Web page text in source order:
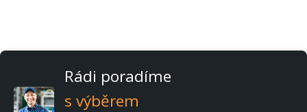
Rádi poradíme
s výběrem